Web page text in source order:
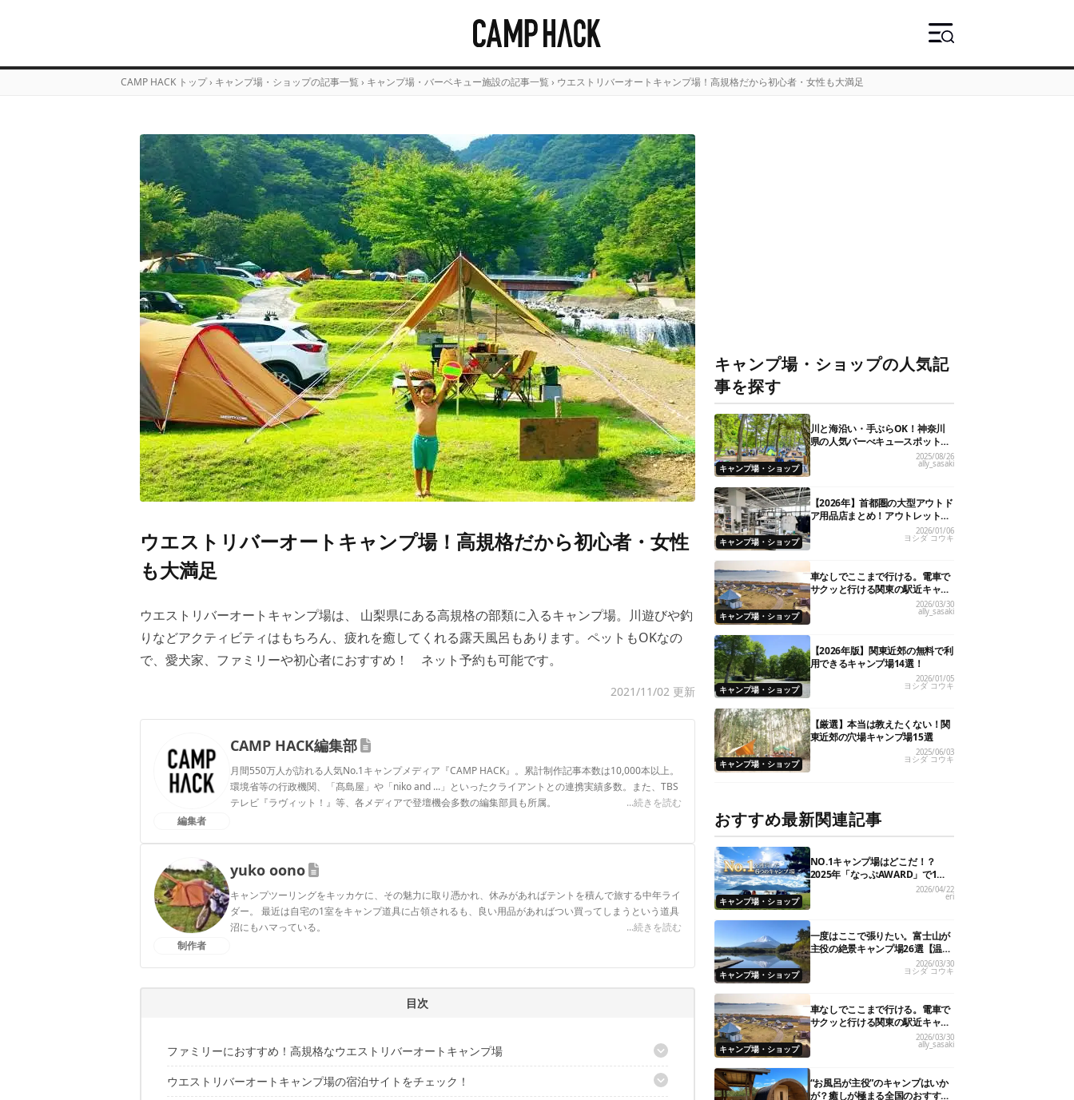
CAMP HACK トップ › キャンプ場・ショップの記事一覧 › キャンプ場・バーベキュー施設の記事一覧 › ウエストリバーオートキャンプ場！高規格だから初心者・女性も大満足
ウエストリバーオートキャンプ場！高規格だから初心者・女性
も大満足
ウエストリバーオートキャンプ場は、 山梨県にある高規格の部類に入るキャンプ場。川遊びや釣
りなどアクティビティはもちろん、疲れを癒してくれる露天風呂もあります。ペットもOKなの
で、愛犬家、ファミリーや初心者におすすめ！ ネット予約も可能です。
2021/11/02 更新
編集者
CAMP HACK編集部
月間550万人が訪れる人気No.1キャンプメディア『CAMP HACK』。累計制作記事本数は10,000本以上。
環境省等の行政機関、「髙島屋」や「niko and ...」といったクライアントとの連携実績多数。また、TBS
テレビ『ラヴィット！』等、各メディアで登壇機会多数の編集部員も所属。
...続きを読む
制作者
yuko oono
キャンプツーリングをキッカケに、その魅力に取り憑かれ、休みがあればテントを積んで旅する中年ライ
ダー。 最近は自宅の1室をキャンプ道具に占領されるも、良い用品があればつい買ってしまうという道具
沼にもハマっている。
...続きを読む
目次
ファミリーにおすすめ！高規格なウエストリバーオートキャンプ場
ネット予約もOK！ウエストリバーオートキャンプ場の基本情報
ウエストリバーオートキャンプ場の宿泊サイトをチェック！
キャンプ場・ショップの人気記
事を探す
キャンプ場・ショップ
川と海沿い・手ぶらOK！神奈川
県の人気バーべキュ―スポット20
選
2025/08/26
ally_sasaki
キャンプ場・ショップ
【2026年】首都圏の大型アウトド
ア用品店まとめ！アウトレット情
2026/01/06
ヨシダ コウキ
キャンプ場・ショップ
車なしでここまで行ける。電車で
サクッと行ける関東の駅近キャン
プ場18選
2026/03/30
ally_sasaki
キャンプ場・ショップ
【2026年版】関東近郊の無料で利
用できるキャンプ場14選！
2026/01/05
ヨシダ コウキ
キャンプ場・ショップ
【厳選】本当は教えたくない！関
東近郊の穴場キャンプ場15選
2025/06/03
ヨシダ コウキ
おすすめ最新関連記事
キャンプ場・ショップ
NO.1キャンプ場はどこだ！？
2025年「なっぷAWARD」で1位
を獲得した人気6施設を大発表
2026/04/22
eri
キャンプ場・ショップ
一度はここで張りたい。富士山が
主役の絶景キャンプ場26選【温泉
や初心者向けまで】
2026/03/30
ヨシダ コウキ
キャンプ場・ショップ
車なしでここまで行ける。電車で
サクッと行ける関東の駅近キャン
プ場18選
2026/03/30
ally_sasaki
“お風呂が主役”のキャンプはいか
が？癒しが極まる全国のおすすめ